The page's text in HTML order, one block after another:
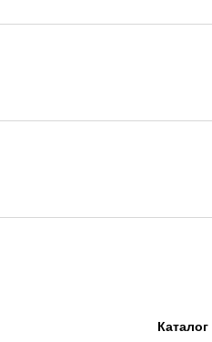
Каталог